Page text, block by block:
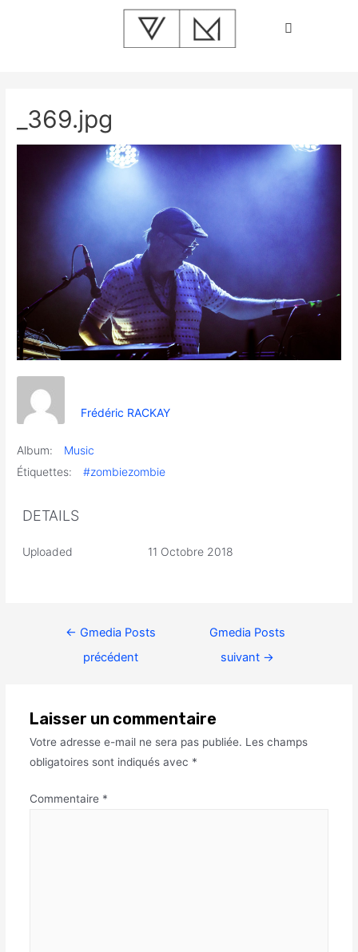
_369.jpg
Frédéric RACKAY
Album:
Music
Étiquettes:
#zombiezombie
DETAILS
Uploaded 11 Octobre 2018
← Gmedia Posts
précédent
Gmedia Posts
suivant →
Laisser un commentaire
Votre adresse e-mail ne sera pas publiée. Les champs
obligatoires sont indiqués avec *
Commentaire *